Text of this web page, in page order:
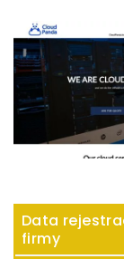
Data
firmy